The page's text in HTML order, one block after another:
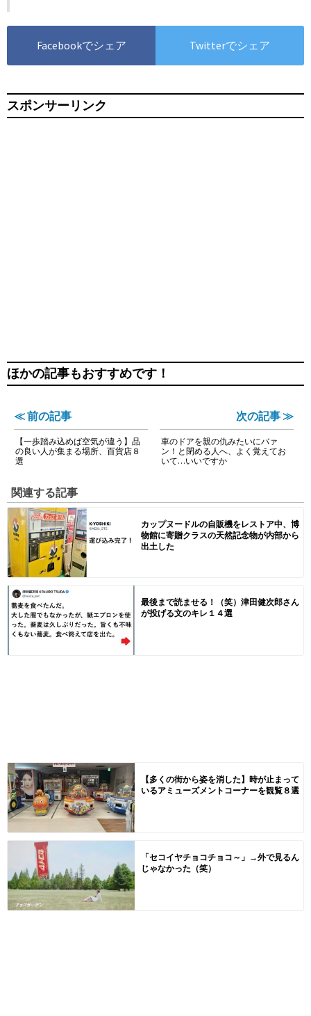
Facebookでシェア Twitterでシェア
スポンサーリンク
ほかの記事もおすすめです！
≪ 前の記事
【一歩踏み込めば空気が違う】品
の良い人が集まる場所、百貨店８
選
次の記事 ≫
車のドアを親の仇みたいにバァ
ン！と閉める人へ、よく覚えてお
いて…いいですか
関連する記事
カップヌードルの自販機をレストア中、博
物館に寄贈クラスの天然記念物が内部から
出土した
最後まで読ませる！（笑）津田健次郎さん
が投げる文のキレ１４選
【多くの街から姿を消した】時が止まって
いるアミューズメントコーナーを観覧８選
「セコイヤチョコチョコ～」→外で見るん
じゃなかった（笑）